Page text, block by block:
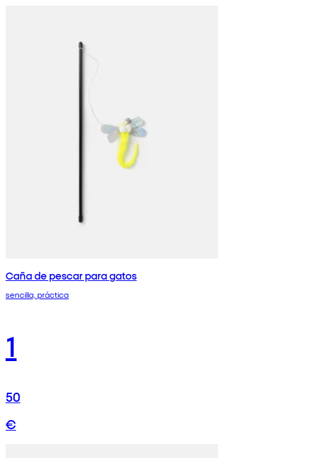
Caña de pescar para gatos
sencilla, práctica
1
50
€